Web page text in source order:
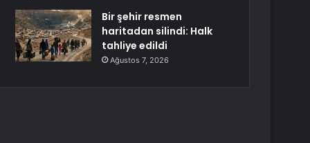
Bir şehir resmen
haritadan silindi: Halk
tahliye edildi
Ağustos 7, 2026